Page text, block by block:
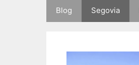
Blog Segovia